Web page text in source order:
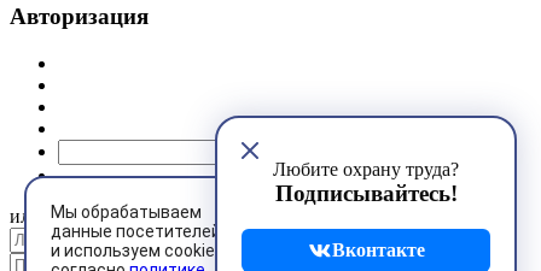
Мы обрабатываем
данные посетителей
и используем cookies
Любите охрану труда?
Подписывайтесь!
Вконтакте
Авторизация
или